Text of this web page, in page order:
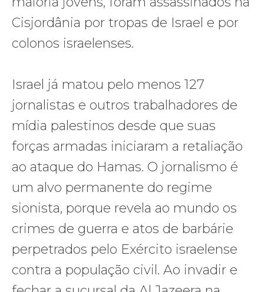
Cisjordânia por tropas de Israel e por
colonos israelenses.
Israel já matou pelo menos 127
jornalistas e outros trabalhadores de
mídia palestinos desde que suas
forças armadas iniciaram a retaliação
ao ataque do Hamas. O jornalismo é
um alvo permanente do regime
sionista, porque revela ao mundo os
crimes de guerra e atos de barbárie
perpetrados pelo Exército israelense
contra a população civil. Ao invadir e